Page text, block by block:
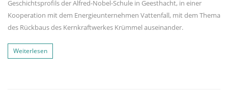
Geschichtsprofils der Alfred-Nobel-Schule in Geesthacht, in einer
Kooperation mit dem Energieunternehmen Vattenfall, mit dem Thema
des Rückbaus des Kernkraftwerkes Krümmel auseinander.
Weiterlesen